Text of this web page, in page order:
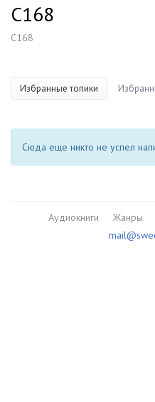
C168
C168
Избранные топики
Сюда еще никто не успел
Аудиокниги Жанры